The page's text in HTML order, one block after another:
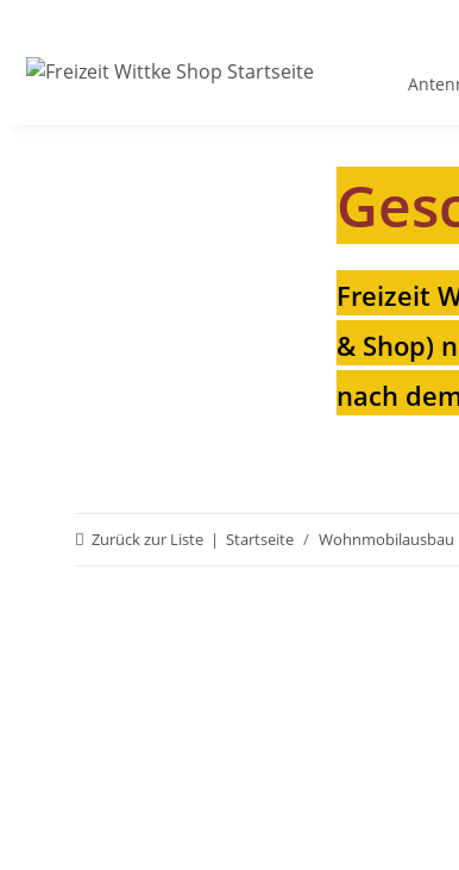
Freizeit
& Shop)
nach
Zurück zur Liste Startseite Wohnmobilausbau